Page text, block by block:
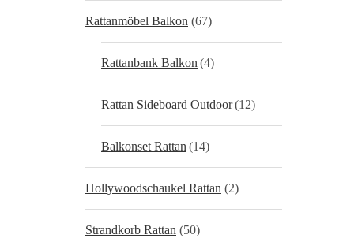
Rattanmöbel Balkon (67)
Rattanbank Balkon (4)
Rattan Sideboard Outdoor(12)
Balkonset Rattan (14)
Hollywoodschaukel Rattan (2)
Strandkorb Rattan (50)